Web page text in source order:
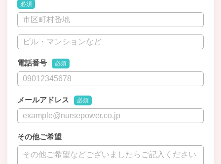
必須
電話番号 必須
メールアドレス 必須
その他ご希望